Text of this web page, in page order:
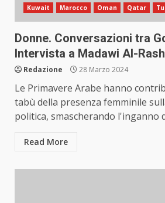
Kuwait
Marocco Oman Qatar
Donne. Conversazioni tra
Intervista a Madawi Al-
Redazione 28 Marzo 2024
Le Primavere Arabe hanno
tabù della presenza femminile
politica, smascherando l'inganno
Read More